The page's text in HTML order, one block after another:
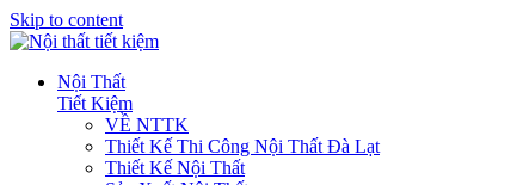
Skip to content
Nội Thất
Tiết Kiệm
VỀ NTTK
Thiết Kế Thi Công Nội Thất Đà Lạt
Thiết Kế Nội Thất